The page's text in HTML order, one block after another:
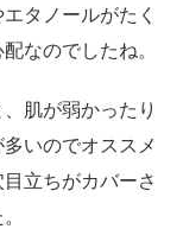
タノールがたく
なのでしたね。
肌が弱かったり
いのでオススメ
立ちがカバーさ